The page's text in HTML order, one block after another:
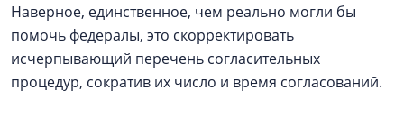
Наверное, единственное, чем реально могли бы
помочь федералы, это скорректировать
исчерпывающий перечень согласительных
процедур, сократив их число и время согласований.